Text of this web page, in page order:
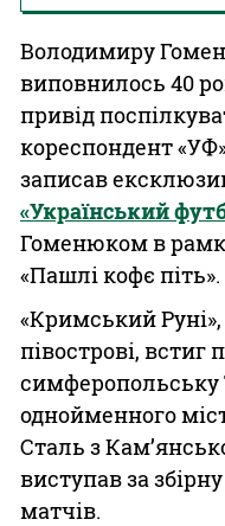
Володимиру
виповнилось 40
привід
кореспондент
записав
«Український
Гоменюком в
«Пашлі кофє піть».
«Кримський
півострові, встиг
симферопольську
однойменного
Сталь з
виступав за
матчів.